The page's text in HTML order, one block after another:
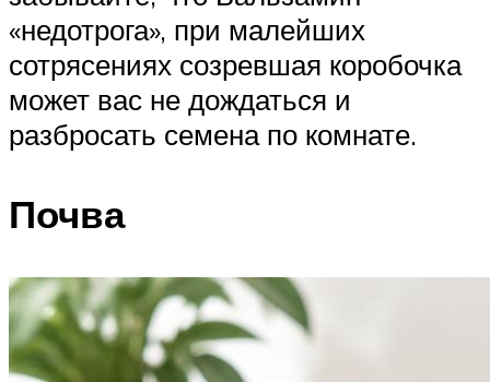
«недотрога», при малейших
сотрясениях созревшая коробочка
может вас не дождаться и
разбросать семена по комнате.
Почва